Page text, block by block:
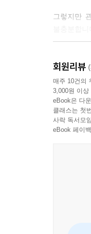
그렇지만
질문을 두
#일정 관
해내도, 점
#PM으로
실수하지
매뉴얼로
회원리뷰
매주 10건의
3,000원 이상
eBook은 다
클래스는 첫
사락 독서모
eBook 페이